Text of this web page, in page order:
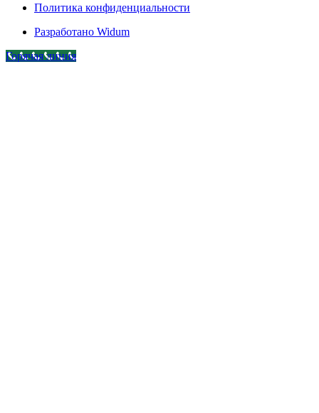
Политика конфиденциальности
Разработано Widum
Горячая линия